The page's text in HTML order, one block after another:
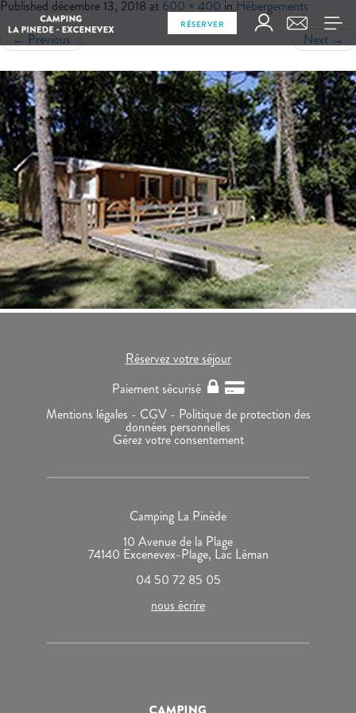
RÉSERVER
Published décembre 13, 2018 at 600 × 400 in Hébergements
← Previous Next →
Réservez votre séjour
Paiement sécurisé
Mentions légales - CGV - Politique de protection des
données personnelles
Gérez votre consentement
Camping La Pinède
10 Avenue de la Plage
74140 Excenevex-Plage, Lac Léman
04 50 72 85 05
nous écrire